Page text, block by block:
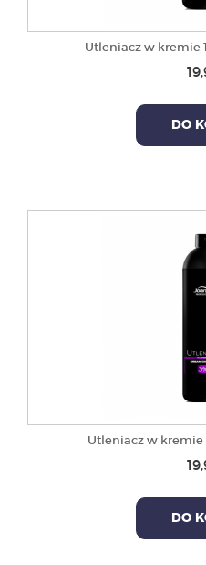
Utleniacz w kremie
DO
Utleniacz w kremie
DO